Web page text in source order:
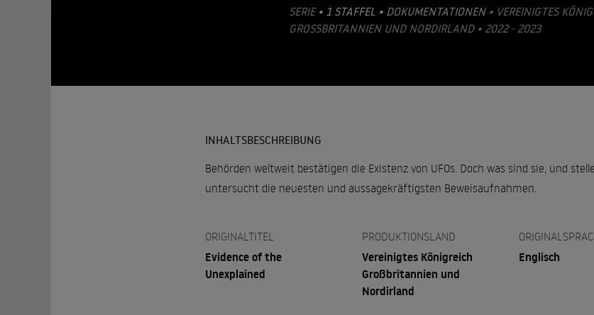
SERIE • 1 STAFFEL • DOKUMENTATIONEN• VEREINIGTES
GROSSBRITANNIEN UND NORDIRLAND • 2022 - 2023
INHALTSBESCHREIBUNG
Behörden weltweit bestätigen die Existenz von UFOs. Doch was sind sie, und
untersucht die neuesten und aussagekräftigsten Beweisaufnahmen.
ORIGINALTITEL
Evidence of the
Unexplained
PRODUKTIONSLAND
Vereinigtes Königreich
Großbritannien und
Nordirland
Englisch